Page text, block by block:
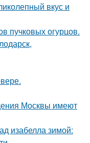
вкус и
пучковых огурцов.
Москвы имеют
изабелла зимой: